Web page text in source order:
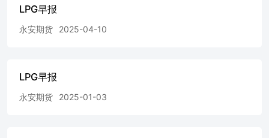
LPG早报
永安期货 2025-04-10
LPG早报
永安期货 2025-01-03